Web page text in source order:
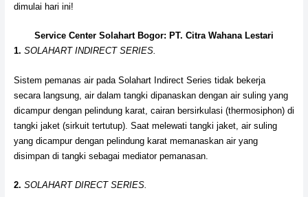
dimulai hari ini!
Service Center Solahart Bogor: PT. Citra Wahana Lestari
1. SOLAHART INDIRECT SERIES.
Sistem pemanas air pada Solahart Indirect Series tidak bekerja
secara langsung, air dalam tangki dipanaskan dengan air suling yang
dicampur dengan pelindung karat, cairan bersirkulasi (thermosiphon) di
tangki jaket (sirkuit tertutup). Saat melewati tangki jaket, air suling
yang dicampur dengan pelindung karat memanaskan air yang
disimpan di tangki sebagai mediator pemanasan.
2. SOLAHART DIRECT SERIES.